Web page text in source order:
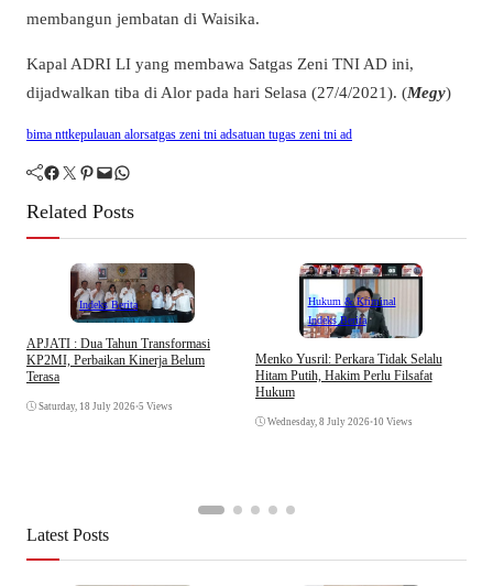
membangun jembatan di Waisika.
Kapal ADRI LI yang membawa Satgas Zeni TNI AD ini,
dijadwalkan tiba di Alor pada hari Selasa (27/4/2021). (Megy)
bima nttkepulauan alorsatgas zeni tni adsatuan tugas zeni tni ad
Facebook Twitter Pinterest Mail WhatsApp
Related Posts
Indeks Berita
APJATI : Dua Tahun Transformasi
KP2MI, Perbaikan Kinerja Belum
Terasa
Saturday, 18 July 2026•5 Views
Hukum & Kriminal
Indeks Berita
Menko Yusril: Perkara Tidak Selalu
Hitam Putih, Hakim Perlu Filsafat
Hukum
Wednesday, 8 July 2026•10 Views
Latest Posts